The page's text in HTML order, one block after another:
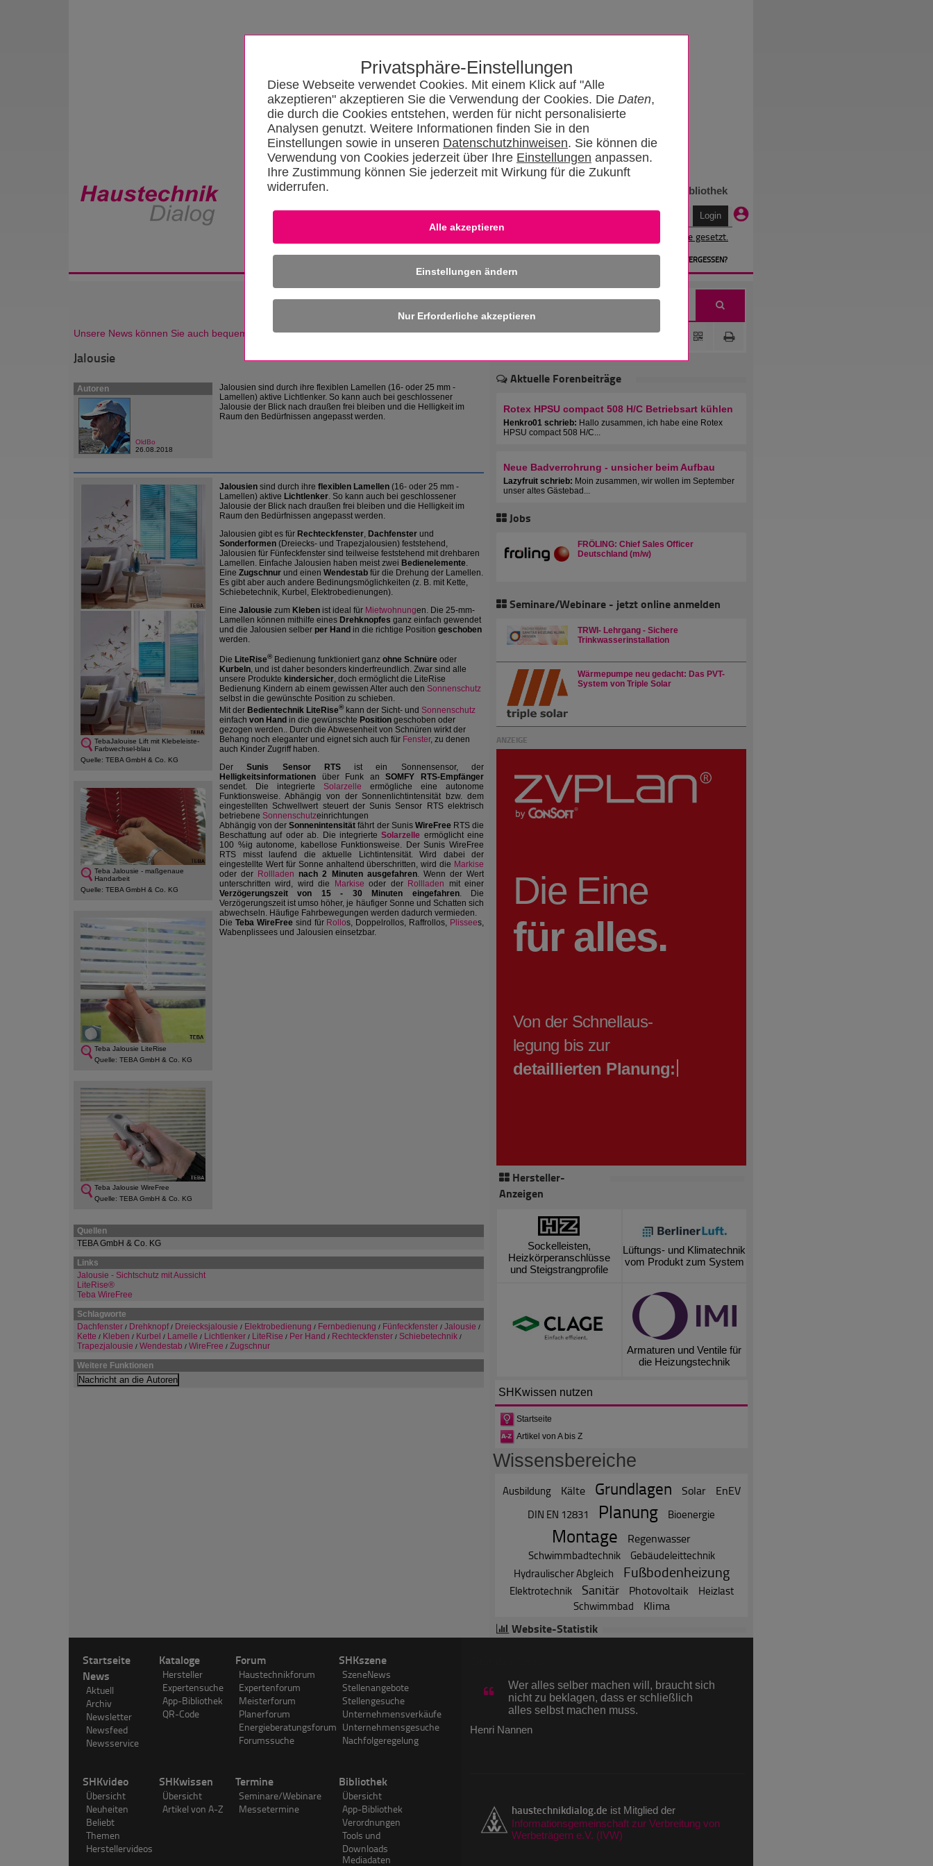
Privatsphäre-Einstellungen
Diese Webseite verwendet Cookies. Mit einem Klick auf "Alle
akzeptieren" akzeptieren Sie die Verwendung der Cookies. Die Daten,
die durch die Cookies entstehen, werden für nicht personalisierte
Analysen genutzt. Weitere Informationen finden Sie in den
Einstellungen sowie in unseren Datenschutzhinweisen. Sie können die
Verwendung von Cookies jederzeit über Ihre Einstellungen anpassen.
Ihre Zustimmung können Sie jederzeit mit Wirkung für die Zukunft
widerrufen.
Einstellungen ändern
Startseite News Bibliothek
Dafür wird ein Cookie gesetzt.
» PASSWORT VERGESSEN?
Unsere News können Sie auch bequem als Newsletter erhalten!
Jalousie
Autoren
OldBo
26.08.2018
Jalousien sind durch ihre flexiblen Lamellen (16- oder 25 mm -
Lamellen) aktive Lichtlenker. So kann auch bei geschlossener
Jalousie der Blick nach draußen frei bleiben und die Helligkeit im
Raum den Bedürfnissen angepasst werden.
TebaJalouise Lift mit Klebeleiste-
Farbwechsel-blau
Quelle: TEBA GmbH & Co. KG
Teba Jalousie - maßgenaue
Handarbeit
Quelle: TEBA GmbH & Co. KG
Teba Jalousie LiteRise
Quelle: TEBA GmbH & Co. KG
Teba Jalousie WireFree
Quelle: TEBA GmbH & Co. KG
Jalousien sind durch ihre flexiblen Lamellen (16- oder 25 mm -
Lamellen) aktive Lichtlenker. So kann auch bei geschlossener
Jalousie der Blick nach draußen frei bleiben und die Helligkeit im
Raum den Bedürfnissen angepasst werden.
Jalousien gibt es für Rechteckfenster, Dachfenster und
Sonderformen (Dreiecks- und Trapezjalousien) feststehend,
Jalousien für Fünfeckfenster sind teilweise feststehend mit drehbaren
Lamellen. Einfache Jalousien haben meist zwei Bedienelemente.
Eine Zugschnur und einen Wendestab für die Drehung der Lamellen.
Es gibt aber auch andere Bedinungsmöglichkeiten (z. B. mit Kette,
Schiebetechnik, Kurbel, Elektrobedienungen).
Eine Jalousie zum Kleben ist ideal für Mietwohnungen. Die 25-mm-
Lamellen können mithilfe eines Drehknopfes ganz einfach gewendet
und die Jalousien selber per Hand in die richtige Position geschoben
werden.
Die LiteRise® Bedienung funktioniert ganz ohne Schnüre oder
Kurbeln, und ist daher besonders kinderfreundlich. Zwar sind alle
unsere Produkte kindersicher, doch ermöglicht die LiteRise
Bedienung Kindern ab einem gewissen Alter auch den Sonnenschutz
selbst in die gewünschte Position zu schieben.
Mit der Bedientechnik LiteRise® kann der Sicht- und Sonnenschutz
einfach von Hand in die gewünschte Position geschoben oder
gezogen werden.. Durch die Abwesenheit von Schnüren wirkt der
Behang noch eleganter und eignet sich auch für Fenster, zu denen
auch Kinder Zugriff haben.
DerSunis Sensor RTSist ein Sonnensensor, der
Helligkeitsinformationen über Funk anSOMFY RTS-Empfänger
sendet. Die integrierte Solarzelle ermögliche eine autonome
Funktionsweise. Abhängig von der Sonnenlichtintensität bzw. dem
eingestellten Schwellwert steuert der Sunis Sensor RTS elektrisch
betriebene Sonnenschutzeinrichtungen
Abhängig von derSonnenintensität fährt der Sunis WireFreeRTS die
Beschattung auf oder ab. Die integrierteSolarzelle ermöglicht eine
100 %ig autonome, kabellose Funktionsweise. Der Sunis WireFree
RTS misst laufend die aktuelle Lichtintensität. Wird dabei der
eingestellte Wert für Sonne anhaltend überschritten, wird die Markise
oder der Rollladen nach 2 Minuten ausgefahren. Wenn der Wert
unterschritten wird, wird die
Markise oder der Rollladen mit einer
Verzögerungszeit von 15 - 30 Minuten eingefahren. Die
Verzögerungszeit ist umso höher, je häufiger Sonne und Schatten sich
abwechseln. Häufige Fahrbewegungen werden dadurch vermieden.
Die Teba WireFreesind für Rollos, Doppelrollos, Raffrollos, Plissees,
Wabenplissees und Jalousien einsetzbar.
Quellen
TEBA GmbH & Co. KG
Links
Jalousie - Sichtschutz mit Aussicht
LiteRise®
Teba WireFree
Schlagworte
Dachfenster / Drehknopf/ Dreiecksjalousie / Elektrobedienung / Fernbedienung / Fünfeckfenster / Jalousie /
Kette / Kleben / Kurbel / Lamelle / Lichtlenker / LiteRise / Per Hand / Rechteckfenster / Schiebetechnik /
Trapezjalousie / Wendestab / WireFree / Zugschnur
Weitere Funktionen
Aktuelle Forenbeiträge
Rotex HPSU compact 508 H/C Betriebsart kühlen
Henkro01 schrieb: Hallo zusammen, ich habe eine Rotex
HPSU compact 508 H/C...
Neue Badverrohrung - unsicher beim Aufbau
Lazyfruit schrieb: Moin zusammen, wir wollen im September
unser altes Gästebad...
Jobs
FRÖLING: Chief Sales Officer
Deutschland (m/w)
Seminare/Webinare - jetzt online anmelden
TRWI- Lehrgang - Sichere
Trinkwasserinstallation
Wärmepumpe neu gedacht: Das PVT-
System von Triple Solar
ANZEIGE
Hersteller-
Anzeigen
Sockelleisten,
Heizkörperanschlüsse
und Steigstrangprofile
Lüftungs- und Klimatechnik
vom Produkt zum System
Armaturen und Ventile für
die Heizungstechnik
SHKwissen nutzen
Startseite
Artikel von A bis Z
Wissensbereiche
Ausbildung Kälte Grundlagen Solar EnEV
DIN EN 12831 Planung Bioenergie
Montage Regenwasser
Schwimmbadtechnik
Gebäudeleittechnik
Hydraulischer Abgleich
Fußbodenheizung
Elektrotechnik Sanitär Photovoltaik
Heizlast
Schwimmbad
Klima
Website-Statistik
3.824.354
Forumsbeiträge
3.612
SHKwissen-Artikel
1.263.537
Startseite
News
Aktuell
Archiv
Newsletter
Newsfeed
Newsservice
Kataloge
Hersteller
Expertensuche
App-Bibliothek
QR-Code
Forum
Haustechnikforum
Expertenforum
Meisterforum
Planerforum
Energieberatungsforum
Forumssuche
SHKszene
SzeneNews
Stellenangebote
Stellengesuche
Unternehmensverkäufe
Unternehmensgesuche
Nachfolgeregelung
SHKvideo
Übersicht
Neuheiten
Beliebt
Themen
Herstellervideos
SHKwissen
Übersicht
Artikel von A-Z
Termine
Seminare/Webinare
Messetermine
Bibliothek
Übersicht
App-Bibliothek
Verordnungen
Tools und
Downloads
Mediadaten
Wer alles selber machen will, braucht sich
nicht zu beklagen, dass er schließlich
alles selbst machen muss.
Henri Nannen
haustechnikdialog.de ist Mitglied der
Informationsgemeinschaft zur Verbreitung von
Werbeträgern e.V. (IVW)